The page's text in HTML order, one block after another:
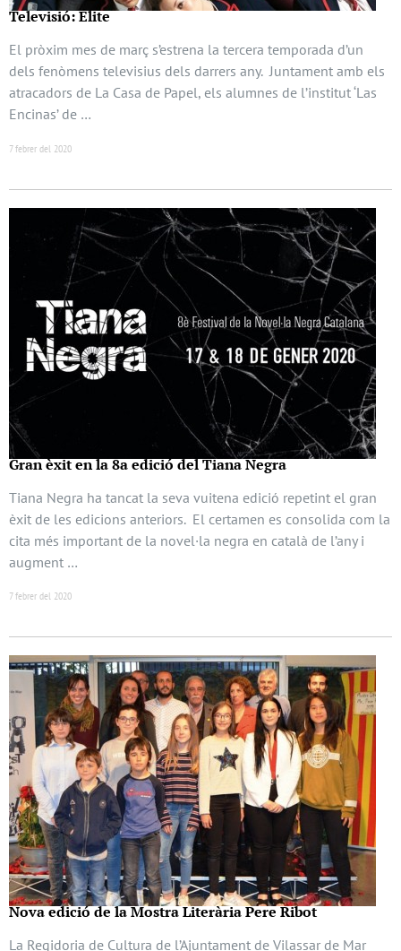
Televisió: Élite
El pròxim mes de març s’estrena la tercera temporada d’un
dels fenòmens televisius dels darrers any. Juntament amb els
atracadors de La Casa de Papel, els alumnes de l’institut ‘Las
Encinas’ de …
7 febrer del 2020
Gran èxit en la 8a edició del Tiana Negra
Tiana Negra ha tancat la seva vuitena edició repetint el gran
èxit de les edicions anteriors. El certamen es consolida com la
cita més important de la novel·la negra en català de l’any i
augment …
7 febrer del 2020
Nova edició de la Mostra Literària Pere Ribot
La Regidoria de Cultura de l’Ajuntament de Vilassar de Mar